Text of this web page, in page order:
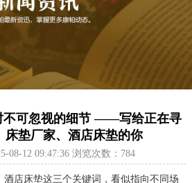
不可忽视的细节 ——写给正在寻
床垫厂家、酒店床垫的你
08-12 09:47:36 浏览次数：784
店床垫这三个关键词，看似指向不同场